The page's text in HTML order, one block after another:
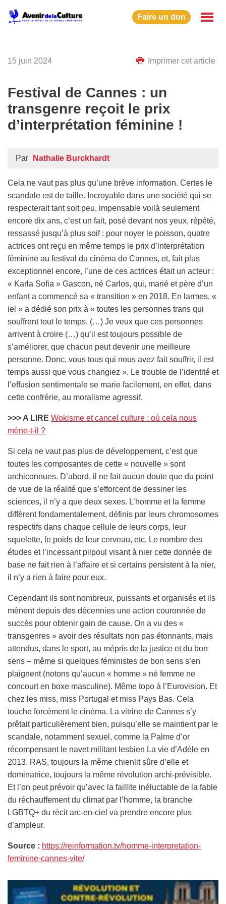
Faire un don
15 juin 2024 Imprimer cet article
Festival de Cannes : un
transgenre reçoit le prix
d’interprétation féminine !
Par Nathalie Burckhardt
Cela ne vaut pas plus qu’une brève information. Certes le
scandale est de taille. Incroyable dans une société qui se
respecterait tant soit peu, impensable voilà seulement
encore dix ans, c’est un fait, posé devant nos yeux, répété,
ressassé jusqu’à plus soif : pour noyer le poisson, quatre
actrices ont reçu en même temps le prix d’interprétation
féminine au festival du cinéma de Cannes, et, fait plus
exceptionnel encore, l’une de ces actrices était un acteur :
« Karla Sofia » Gascon, né Carlos, qui, marié et père d’un
enfant a commencé sa « transition » en 2018. En larmes, «
iel » a dédié son prix à « toutes les personnes trans qui
souffrent tout le temps. (…) Je veux que ces personnes
arrivent à croire (…) qu’il est toujours possible de
s’améliorer, que chacun peut devenir une meilleure
personne. Donc, vous tous qui nous avez fait souffrir, il est
temps aussi que vous changiez ». Le trouble de l’identité et
l’effusion sentimentale se marie facilement, en effet, dans
cette confrérie, au moralisme agressif.
>>> A LIRE Wokisme et cancel culture : où cela nous
mène-t-il ?
Si cela ne vaut pas plus de développement, c’est que
toutes les composantes de cette « nouvelle » sont
archiconnues. D’abord, il ne fait aucun doute que du point
de vue de la réalité que s’efforcent de dessiner les
sciences, il n’y a que deux sexes. L’homme et la femme
diffèrent fondamentalement, définis par leurs chromosomes
respectifs dans chaque cellule de leurs corps, leur
squelette, le poids de leur cerveau, etc. Le nombre des
études et l’incessant pilpoul visant à nier cette donnée de
base ne fait rien à l’affaire et si certains persistent à la nier,
il n’y a rien à faire pour eux.
Cependant ils sont nombreux, puissants et organisés et ils
mènent depuis des décennies une action couronnée de
succès pour obtenir gain de cause. On a vu des «
transgenres » avoir des résultats non pas étonnants, mais
attendus, dans le sport, au mépris de la justice et du bon
sens – même si quelques féministes de bon sens s’en
plaignent (notons qu’aucun « homme » né femme ne
concourt en boxe masculine). Même topo à l’Eurovision. Et
chez les miss, miss Portugal et miss Pays Bas. Cela
touche forcément le cinéma. La vitrine de Cannes s’y
prêtait particulièrement bien, puisqu’elle se maintient par le
scandale, notamment sexuel, comme la Palme d’or
récompensant le navet militant lesbien La vie d’Adèle en
2013. RAS, toujours la même chienlit sûre d’elle et
dominatrice, toujours la même révolution archi-prévisible.
Et l’on peut prévoir qu’avec la faillite inéluctable de la fable
du réchauffement du climat par l’homme, la branche
LGBTQ+ du récit arc-en-ciel va prendre encore plus
d’ampleur.
Source : https://reinformation.tv/homme-interpretation-
feminine-cannes-vite/